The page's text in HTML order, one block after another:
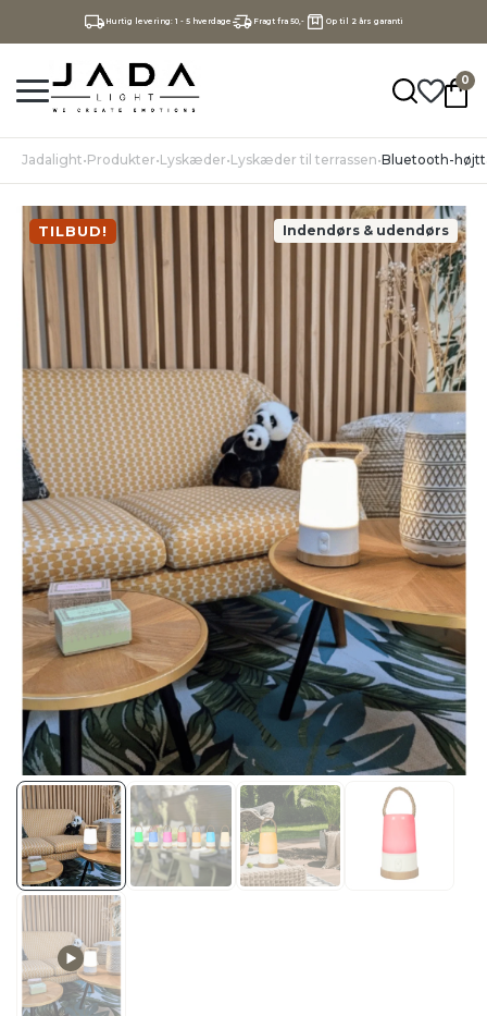
Hurtig levering: 1 - 5 hverdage Fragt fra 50,- Op til 2 års garanti
0
Jadalight•Produkter•Lyskæder•Lyskæder til terrassen•Bluetooth-
Indendørs & udendørs
TILBUD!